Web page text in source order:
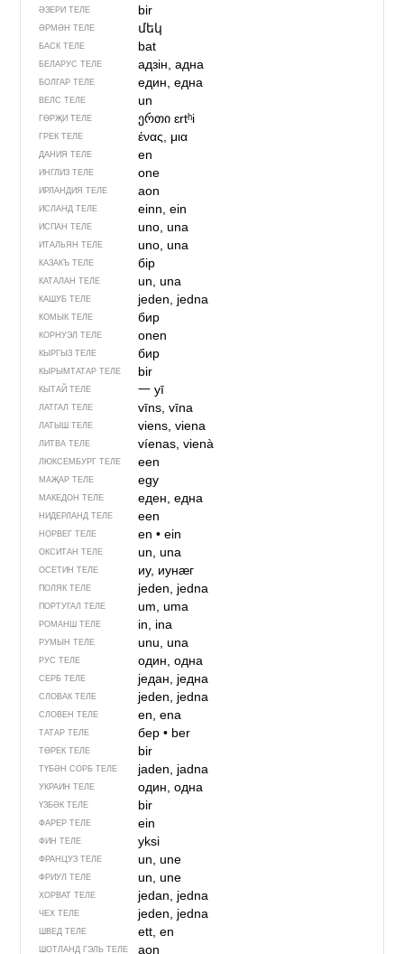
ӘЗЕРИ ТЕЛЕ bir
ӘРМӘН ТЕЛЕ մեկ
БАСК ТЕЛЕ bat
БЕЛАРУС ТЕЛЕ адзін, адна
БОЛГАР ТЕЛЕ един, една
ВЕЛС ТЕЛЕ un
ГӨРҖИ ТЕЛЕ ერთიɛrtʰi
ГРЕК ТЕЛЕ ένας, μια
ДАНИЯ ТЕЛЕ en
ИНГЛИЗ ТЕЛЕ one
ИРЛАНДИЯ ТЕЛЕ aon
ИСЛАНД ТЕЛЕ einn, ein
ИСПАН ТЕЛЕ uno, una
ИТАЛЬЯН ТЕЛЕ uno, una
КАЗАКЪ ТЕЛЕ бір
КАТАЛАН ТЕЛЕ un, una
КАШУБ ТЕЛЕ jeden, jedna
КОМЫК ТЕЛЕ бир
КОРНУЭЛ ТЕЛЕ onen
КЫРГЫЗ ТЕЛЕ бир
КЫРЫМТАТАР ТЕЛЕ bir
КЫТАЙ ТЕЛЕ 一yī
ЛАТГАЛ ТЕЛЕ vīns, vīna
ЛАТЫШ ТЕЛЕ viens, viena
ЛИТВА ТЕЛЕ víenas, vienà
ЛЮКСЕМБУРГ ТЕЛЕ een
МАҖАР ТЕЛЕ egy
МАКЕДОН ТЕЛЕ еден, една
НИДЕРЛАНД ТЕЛЕ een
НОРВЕГ ТЕЛЕ en• ein
ОКСИТАН ТЕЛЕ un, una
ОСЕТИН ТЕЛЕ иу, иунӕг
ПОЛЯК ТЕЛЕ jeden, jedna
ПОРТУГАЛ ТЕЛЕ um, uma
РОМАНШ ТЕЛЕ in, ina
РУМЫН ТЕЛЕ unu, una
РУС ТЕЛЕ один, одна
СЕРБ ТЕЛЕ један, једна
СЛОВАК ТЕЛЕ jeden, jedna
СЛОВЕН ТЕЛЕ en, ena
ТАТАР ТЕЛЕ бер• ber
ТӨРЕК ТЕЛЕ bir
ТҮБӘН СОРБ ТЕЛЕ jaden, jadna
УКРАИН ТЕЛЕ один, одна
ҮЗБӘК ТЕЛЕ bir
ФАРЕР ТЕЛЕ ein
ФИН ТЕЛЕ yksi
ФРАНЦУЗ ТЕЛЕ un, une
ФРИУЛ ТЕЛЕ un, une
ХОРВАТ ТЕЛЕ jedan, jedna
ЧЕХ ТЕЛЕ jeden, jedna
ШВЕД ТЕЛЕ ett, en
ШОТЛАНД ГЭЛЬ ТЕЛЕ aon